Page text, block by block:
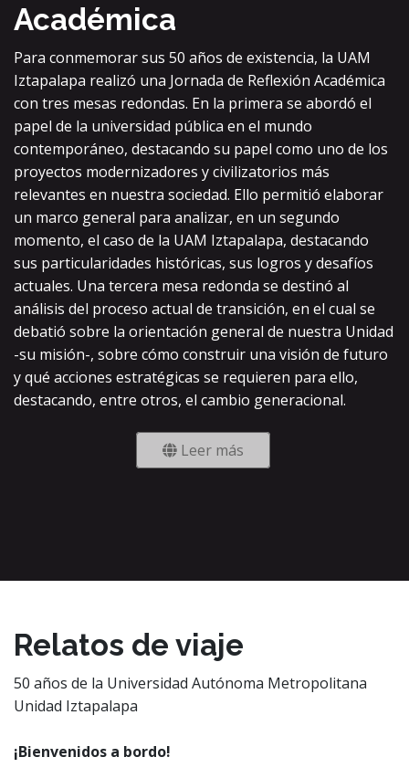
Académica
Para conmemorar sus 50 años de existencia, la UAM
Iztapalapa realizó una Jornada de Reflexión Académica
con tres mesas redondas. En la primera se abordó el
papel de la universidad pública en el mundo
contemporáneo, destacando su papel como uno de los
proyectos modernizadores y civilizatorios más
relevantes en nuestra sociedad. Ello permitió elaborar
un marco general para analizar, en un segundo
momento, el caso de la UAM Iztapalapa, destacando
sus particularidades históricas, sus logros y desafíos
actuales. Una tercera mesa redonda se destinó al
análisis del proceso actual de transición, en el cual se
debatió sobre la orientación general de nuestra Unidad
-su misión-, sobre cómo construir una visión de futuro
y qué acciones estratégicas se requieren para ello,
destacando, entre otros, el cambio generacional.
Leer más
Relatos de viaje
50 años de la Universidad Autónoma Metropolitana
Unidad Iztapalapa
¡Bienvenidos a bordo!